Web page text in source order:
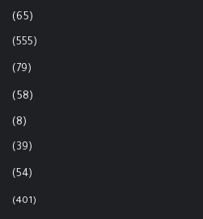
(65)
(555)
(79)
(58)
(8)
(39)
(54)
(401)